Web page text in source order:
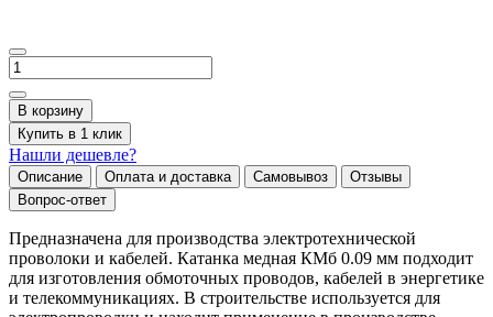
В корзину
Купить в 1 клик
Нашли дешевле?
Описание Оплата и доставка Самовывоз
Отзывы
Вопрос-ответ
Предназначена для производства электротехнической
проволоки и кабелей. Катанка медная КМб 0.09 мм подходит
для изготовления обмоточных проводов, кабелей в энергетике
и телекоммуникациях. В строительстве используется для